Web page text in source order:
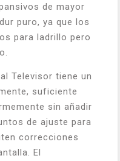
de mayor
puro, ya que los
para ladrillo pero
Televisor tiene un
suficiente
sin añadir
de ajuste para
correcciones
El